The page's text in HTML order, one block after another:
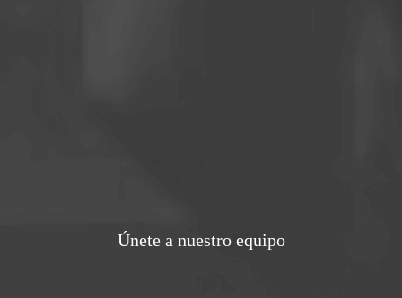
Únete a nuestro equipo